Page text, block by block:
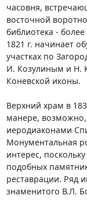
часовня,
восточной
библиотека -
1821 г. начинает
участках по
И. Козулиным и Н.
Коневской иконы.
Верхний храм в
манере,
иеродиаконами
Монументальная
интерес,
подобных
реставрации. Ряд
знаменитого В.Л.